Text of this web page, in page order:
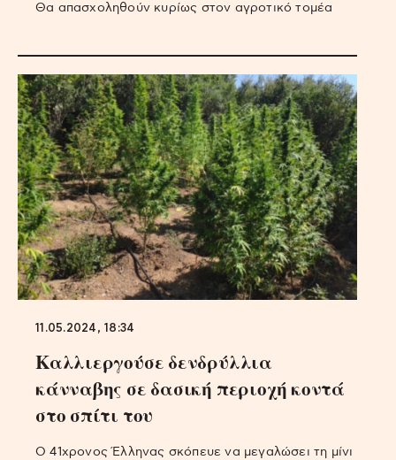
Θα απασχοληθούν κυρίως στον αγροτικό τομέα
11.05.2024, 18:34
Καλλιεργούσε δενδρύλλια
κάνναβης σε δασική περιοχή κοντά
στο σπίτι του
Ο 41χρονος Έλληνας σκόπευε να μεγαλώσει τη μίνι